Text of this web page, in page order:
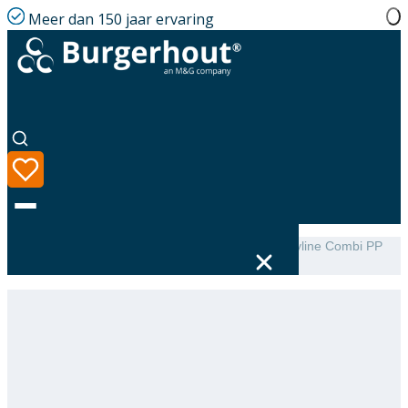
Meer dan 150 jaar ervaring
Burgerhout Roof terminal Skyline Combi PP